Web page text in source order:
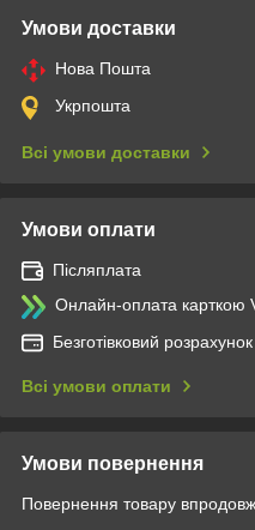
Умови доставки
Нова Пошта
Укрпошта
Всі умови доставки
Умови оплати
Післяплата
Онлайн-оплата карткою
Безготівковий
Всі умови оплати
Умови повернення
Повернення товару